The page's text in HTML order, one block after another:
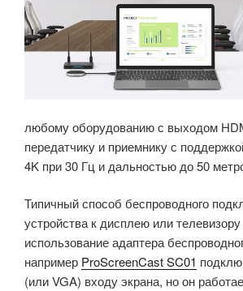
любому оборудованию с выходом
передатчику и приемнику с
4K при 30 Гц и дальностью до 50
Типичный способ беспроводного
устройства к дисплею или
использование адаптера
например ProScreenCast SC01
(или VGA) входу экрана, но он